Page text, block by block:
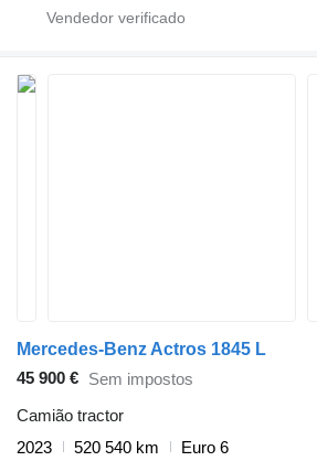
Mercedes-Benz Actros 1845 L
45 900 € Sem impostos
Camião tractor
2023
520 540 km
Euro 6